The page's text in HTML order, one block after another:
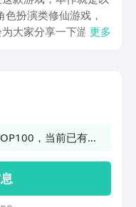
扮演类修仙游戏，
大家分享一下游戏的
更多
，当前已有